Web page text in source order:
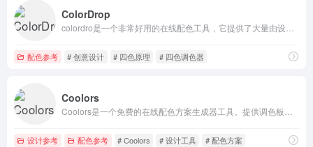
ColorDrop
配色参考 # 创意设计 # 四色原理 # 四色调色器
Coolors
设计参考 配色参考 # Coolors # 设计工具 # 配色方案